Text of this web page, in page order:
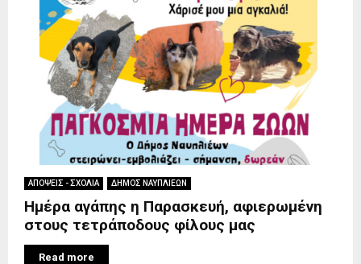
ΑΠΟΨΕΙΣ - ΣΧΟΛΙΑ ΔΗΜΟΣ ΝΑΥΠΛΙΕΩΝ
Ημέρα αγάπης η Παρασκευή, αφιερωμένη
στους τετράποδους φίλους μας
Read more